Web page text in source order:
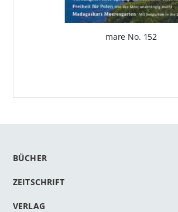
mare No. 152
BÜCHER
ZEITSCHRIFT
VERLAG